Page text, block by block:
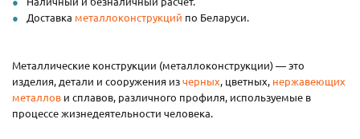
Доставка металлоконструкций по Беларуси.
Металлические конструкции (металлоконструкции) — это
изделия, детали и сооружения изчерных, цветных, нержавеющих
металлов и сплавов, различного профиля, используемые в
процессе жизнедеятельности человека.